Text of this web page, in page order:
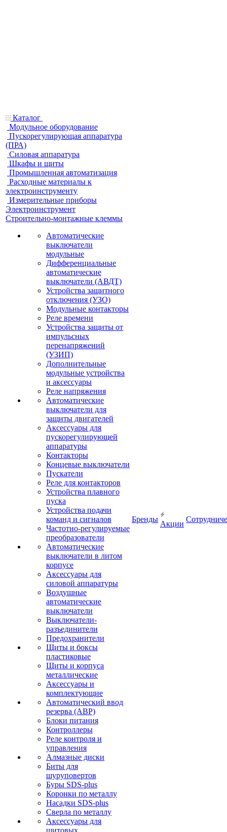
Каталог
Модульное оборудование
Пускорегулирующая аппаратура
(ПРА)
Силовая аппаратура
Шкафы и щиты
Промышленная автоматизация
Расходные материалы к
электроинструменту
Измерительные приборы
Электроинструмент
Строительно-монтажные клеммы
Автоматические
выключатели
модульные
Дифференциальные
автоматические
выключатели (АВДТ)
Устройства защитного
отключения (УЗО)
Модульные контакторы
Реле времени
Устройства защиты от
импульсных
перенапряжений
(УЗИП)
Дополнительные
модульные устройства
и аксессуары
Реле напряжения
Автоматические
выключатели для
защиты двигателей
Аксессуары для
пускорегулирующей
аппаратуры
Контакторы
Концевые выключатели
Пускатели
Реле для контакторов
Устройства плавного
пуска
Устройства подачи
команд и сигналов
Частотно-регулируемые
преобразователи
Автоматические
выключатели в литом
корпусе
Аксессуары для
силовой аппаратуры
Воздушные
автоматические
выключатели
Выключатели-
разъединители
Предохранители
Щиты и боксы
пластиковые
Щиты и корпуса
металлические
Аксессуары и
комплектующие
Автоматический ввод
резерва (АВР)
Блоки питания
Контроллеры
Реле контроля и
управления
Алмазные диски
Биты для
шуруповертов
Буры SDS-plus
Коронки по металлу
Насадки SDS-plus
Сверла по металлу
Аксессуары для
щитовых
Бренды
Акции